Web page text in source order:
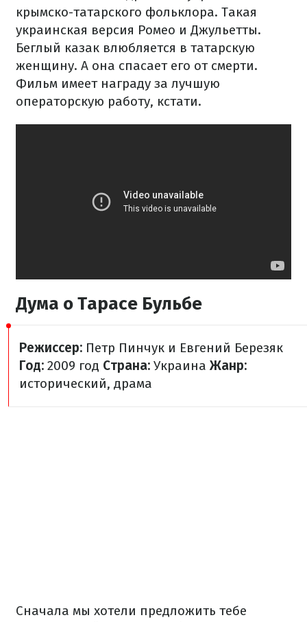
крымско-татарского фольклора. Такая
украинская версия Ромео и Джульетты.
Беглый казак влюбляется в татарскую
женщину. А она спасает его от смерти.
Фильм имеет награду за лучшую
операторскую работу, кстати.
Дума о Тарасе Бульбе
Режиссер: Петр Пинчук и Евгений Березяк
Год: 2009 год Страна: Украина Жанр:
исторический, драма
Сначала мы хотели предложить тебе